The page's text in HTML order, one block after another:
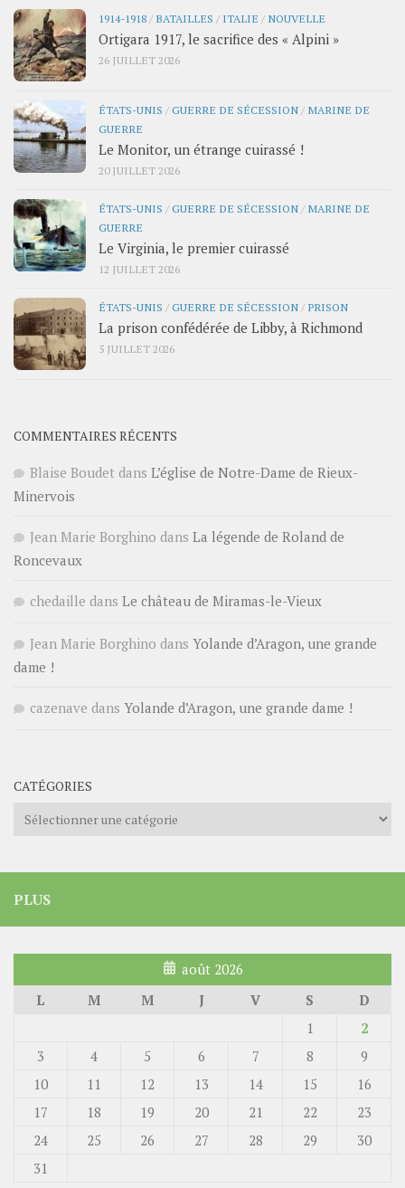
1914-1918 / BATAILLES / ITALIE / NOUVELLE
Ortigara 1917, le sacrifice des « Alpini »
26 JUILLET 2026
ÉTATS-UNIS /GUERRE DE SÉCESSION / MARINE DE
GUERRE
Le Monitor, un étrange cuirassé !
20 JUILLET 2026
ÉTATS-UNIS /GUERRE DE SÉCESSION / MARINE DE
GUERRE
Le Virginia, le premier cuirassé
12 JUILLET 2026
ÉTATS-UNIS /GUERRE DE SÉCESSION / PRISON
La prison confédérée de Libby, à Richmond
5 JUILLET 2026
COMMENTAIRES RÉCENTS
Blaise Boudet dans L’église de Notre-Dame de Rieux-
Minervois
Jean Marie Borghino dans La légende de Roland de
Roncevaux
chedaille dans Le château de Miramas-le-Vieux
Jean Marie Borghino dans Yolande d’Aragon, une grande
dame !
cazenave dans Yolande d’Aragon, une grande dame !
CATÉGORIES
Catégories
PLUS
août 2026
L
M M J V S
D
1
2
3
4 5 6 7 8
9
10
11 12 13 14 15
16
17
18 19 20 21 22
23
24
25 26 27 28 29
30
31